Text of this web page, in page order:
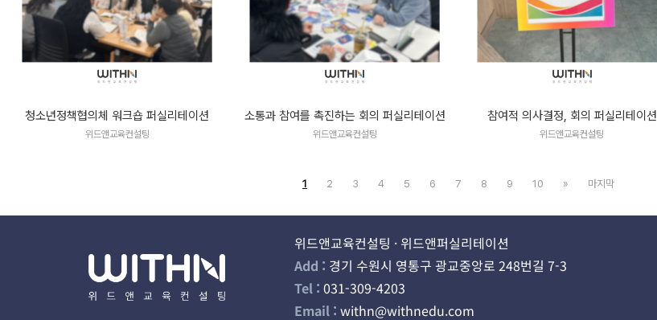
청소년정책협의체 워크숍 퍼실리테이션
위드앤교육컨설팅
소통과 참여를 촉진하는 회의 퍼실리테이션
위드앤교육컨설팅
참여적 의사결정, 회의 퍼실리테이션
위드앤교육컨설팅
1 2 3 4 5 6 7 8 9 10 » 마지막
위드앤교육컨설팅 · 위드앤퍼실리테이션
Add : 경기 수원시 영통구 광교중앙로 248번길 7-3
Tel :031-309-4203
Email : withn@withnedu.com